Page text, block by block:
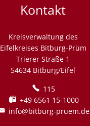
Kontakt
Kreisverwaltung des
Eifelkreises Bitburg-Prüm
Trierer Straße 1
54634 Bitburg/Eifel
115
+49 6561 15-1000
info@bitburg-pruem.de